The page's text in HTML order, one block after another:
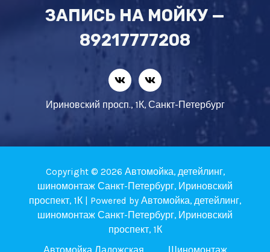
ЗАПИСЬ НА МОЙКУ —
89217777208
Ириновский просп., 1К, Санкт-Петербург
Copyright © 2026 Автомойка, детейлинг,
шиномонтаж Санкт-Петербург, Ириновский
проспект, 1К | Powered by Автомойка, детейлинг,
шиномонтаж Санкт-Петербург, Ириновский
проспект, 1К